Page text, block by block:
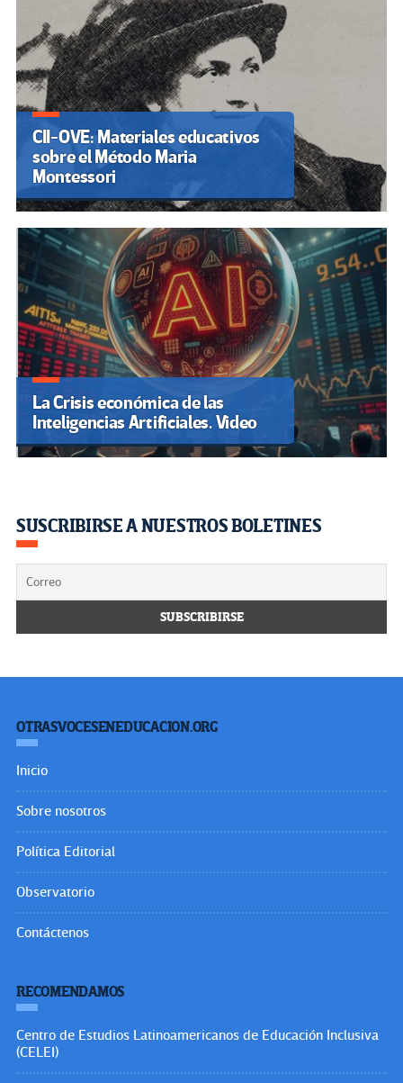
CII-OVE: Materiales educativos
sobre el Método Maria
Montessori
La Crisis económica de las
Inteligencias Artificiales. Video
SUSCRIBIRSE A NUESTROS BOLETINES
OTRASVOCESENEDUCACION.ORG
Inicio
Sobre nosotros
Política Editorial
Observatorio
Contáctenos
RECOMENDAMOS
Centro de Estudios Latinoamericanos de Educación Inclusiva
(CELEI)